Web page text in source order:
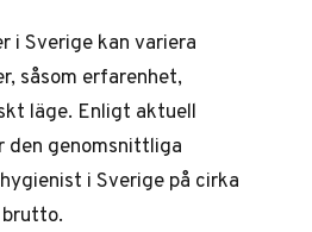
i Sverige kan variera
såsom erfarenhet,
läge. Enligt aktuell
genomsnittliga
i Sverige på cirka